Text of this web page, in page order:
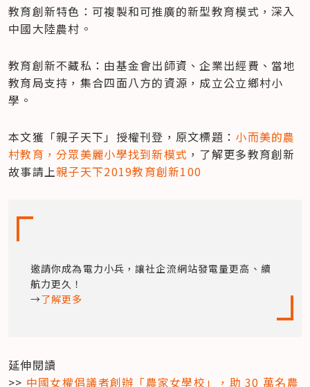
教育創新特色：可複製和可推廣的新型教育模式，深入
中國大陸農村。
教育創新不藏私：由基金會出師資、企業出經費、當地
教育局支持，集合四面八方的資源，成立公立鄉村小
學。
本文獲「親子天下」授權刊登，原文標題： 小而美的農
村教育，分眾美麗小學找到新模式 ，了解更多教育創新
故事請上親子天下2019教育創新100
邀請你成為電力小兵，讓社企流網站發電量更高、續
航力更久！
→了解更多
延伸閱讀
>> 中國女權倡議者創辦「農家女學校」，助 30 萬名農